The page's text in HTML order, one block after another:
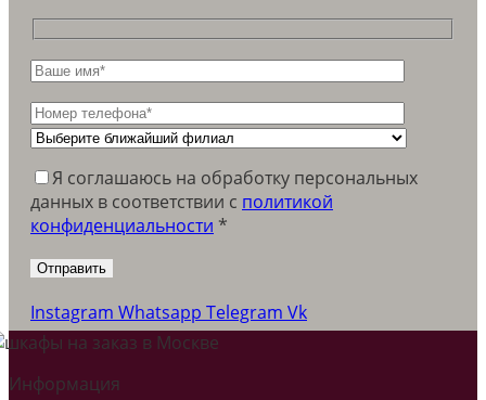
Я соглашаюсь на обработку персональных
данных в соответствии c политикой
конфиденциальности *
Instagram Whatsapp Telegram Vk
Информация